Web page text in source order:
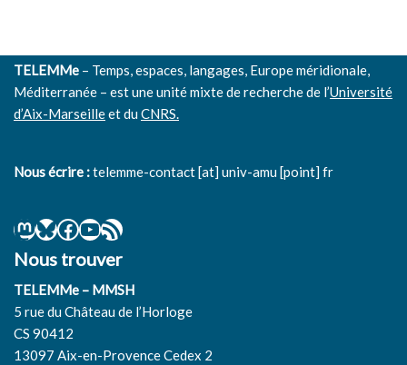
TELEMMe – Temps, espaces, langages, Europe méridionale,
Méditerranée – est une unité mixte de recherche de l’Université
d’Aix-Marseilleet duCNRS.
Nous écrire :telemme-contact [at] univ-amu [point] fr
Nous trouver
TELEMMe – MMSH
5 rue du Château de l’Horloge
CS 90412
13097 Aix-en-Provence Cedex 2